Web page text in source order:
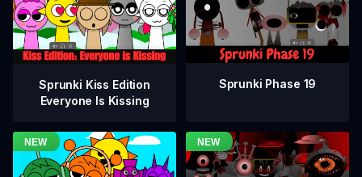
Sprunki Kiss Edition
Everyone Is Kissing
Sprunki Phase 19